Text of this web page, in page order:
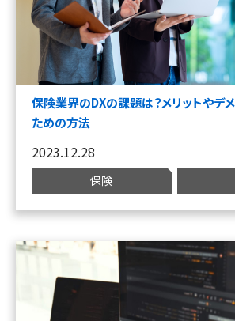
保険業界のDXの課題は？メリットやデメ
ための方法
2023.12.28
保険